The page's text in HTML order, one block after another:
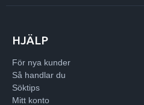
HJÄLP
För nya kunder
Så handlar du
Söktips
Mitt konto